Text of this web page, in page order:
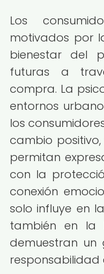
Los
motivados por
bienestar del
futuras a
compra. La
entornos
los
cambio
permitan
con la
conexión
solo influye en
también en la
demuestran un
responsabilidad